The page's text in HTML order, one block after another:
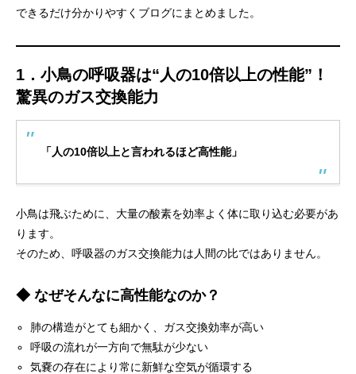
できるだけ分かりやすくブログにまとめました。
1．小鳥の呼吸器は“人の10倍以上の性能”！
驚異のガス交換能力
「人の10倍以上と言われるほど高性能」
小鳥は飛ぶために、大量の酸素を効率よく体に取り込む必要があ
ります。
そのため、呼吸器のガス交換能力は人間の比ではありません。
◆ なぜそんなに高性能なのか？
肺の構造がとても細かく、ガス交換効率が高い
呼吸の流れが一方向で無駄が少ない
気嚢の存在により常に新鮮な空気が循環する